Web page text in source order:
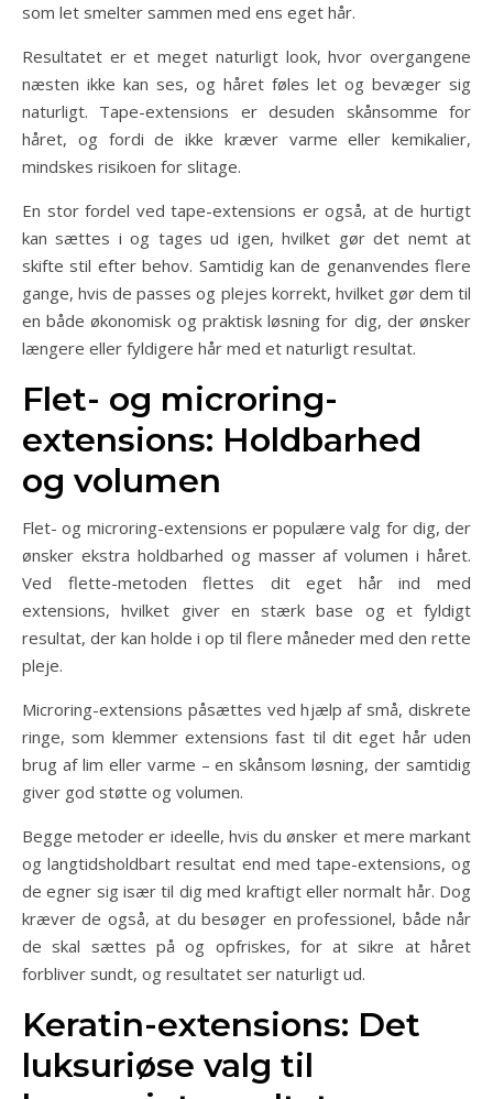
som let smelter sammen med ens eget hår.
Resultatet er et meget naturligt look, hvor overgangene
næsten ikke kan ses, og håret føles let og bevæger sig
naturligt. Tape-extensions er desuden skånsomme for
håret, og fordi de ikke kræver varme eller kemikalier,
mindskes risikoen for slitage.
En stor fordel ved tape-extensions er også, at de hurtigt
kan sættes i og tages ud igen, hvilket gør det nemt at
skifte stil efter behov. Samtidig kan de genanvendes flere
gange, hvis de passes og plejes korrekt, hvilket gør dem til
en både økonomisk og praktisk løsning for dig, der ønsker
længere eller fyldigere hår med et naturligt resultat.
Flet- og microring-
extensions: Holdbarhed
og volumen
Flet- og microring-extensions er populære valg for dig, der
ønsker ekstra holdbarhed og masser af volumen i håret.
Ved flette-metoden flettes dit eget hår ind med
extensions, hvilket giver en stærk base og et fyldigt
resultat, der kan holde i op til flere måneder med den rette
pleje.
Microring-extensions påsættes ved hjælp af små, diskrete
ringe, som klemmer extensions fast til dit eget hår uden
brug af lim eller varme – en skånsom løsning, der samtidig
giver god støtte og volumen.
Begge metoder er ideelle, hvis du ønsker et mere markant
og langtidsholdbart resultat end med tape-extensions, og
de egner sig især til dig med kraftigt eller normalt hår. Dog
kræver de også, at du besøger en professionel, både når
de skal sættes på og opfriskes, for at sikre at håret
forbliver sundt, og resultatet ser naturligt ud.
Keratin-extensions: Det
luksuriøse valg til